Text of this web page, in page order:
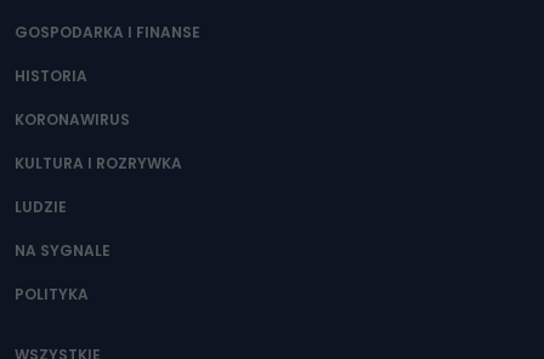
GOSPODARKA I FINANSE
HISTORIA
KORONAWIRUS
KULTURA I ROZRYWKA
LUDZIE
NA SYGNALE
POLITYKA
WSZYSTKIE